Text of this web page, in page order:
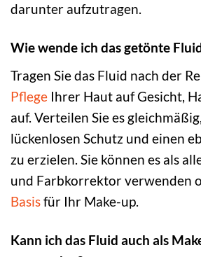
darunter aufzutragen.
Wie wende ich das getönte
Tragen Sie das Fluid nach der
Pflege Ihrer Haut auf Gesicht,
auf. Verteilen Sie es
lückenlosen Schutz und einen
zu erzielen. Sie können es als
und Farbkorrektor verwenden
Basisfür Ihr Make-up.
Kann ich das Fluid auch als